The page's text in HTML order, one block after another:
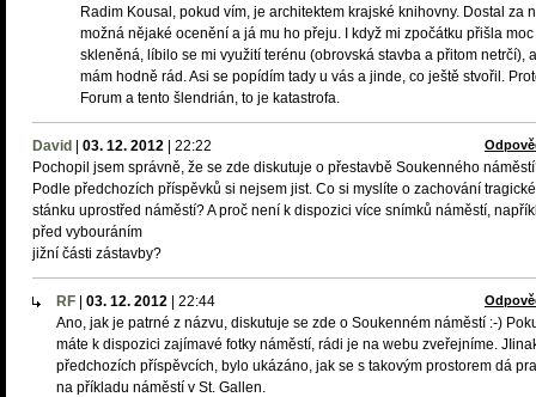
Radim Kousal, pokud vím, je architektem krajské knihovny. Dostal za
možná nějaké ocenění a já mu ho přeju. I když mi zpočátku přišla moc
skleněná, líbilo se mi využití terénu (obrovská stavba a přitom netrčí),
mám hodně rád. Asi se popídím tady u vás a jinde, co ještě stvořil.
Forum a tento šlendrián, to je katastrofa.
David 03. 12. 2012 22:22
Pochopil jsem správně, že se zde diskutuje o přestavbě Soukenného
Podle předchozích příspěvků si nejsem jist. Co si myslíte o zachování
stánku uprostřed náměstí? A proč není k dispozici více snímků náměstí,
před vybouráním
jižní části zástavby?
RF 03. 12. 2012 22:44
Ano, jak je patrné z názvu, diskutuje se zde o Soukenném náměstí :-)
máte k dispozici zajímavé fotky náměstí, rádi je na webu zveřejníme.
předchozích příspěvcích, bylo ukázáno, jak se s takovým prostorem dá
na příkladu náměstí v St. Gallen.